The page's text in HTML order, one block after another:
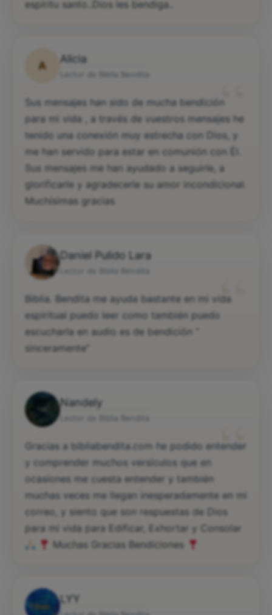
espíritu santo..Dios les bendiga..
A
Alicia
“
Sus mensajes han sido de mucha bendición
para mi vida , a través de vuestros mensajes he
tenido una conexión muy estrecha con Dios, y
me han servido para estar en comunión con Él.
Sus mensajes me han ayudado a seguirle, a
glorificarle y agradecerle su amor incondicional.
Muchísimas gracias
Daniel Pulido Lara
“
Biblia. Bendita me ayuda bastante en mi vida
espiritual puedo leer como también puedo
escucharla en audio es de bendición “
sinceramente”
Nandely
“
Gracias a bibliabendita.com he podido entender
y comprender muchos versículos que en
ocasiones me cuesta entender y también
muchas veces me llegan inesperadamente en mi
correo, y siento que son respuestas de Dios
para mi vida para Edificar, Exhortar y Consolar
Muchas Gracias Bendiciones
LYY